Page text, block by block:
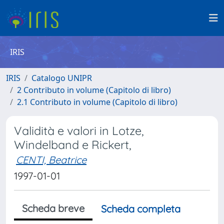
IRIS
IRIS
Catalogo UNIPR
2 Contributo in volume (Capitolo di libro)
2.1 Contributo in volume (Capitolo di libro)
Validità e valori in Lotze,
Windelband e Rickert,
CENTI, Beatrice
1997-01-01
Scheda breve Scheda completa